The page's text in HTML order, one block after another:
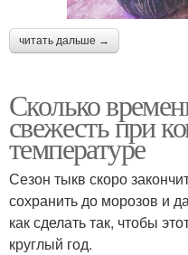
читать дальше →
Сколько
свежесть при
температуре
Сезон тыкв скоро
сохранить до морозов и
как сделать так, чтобы
круглый год.